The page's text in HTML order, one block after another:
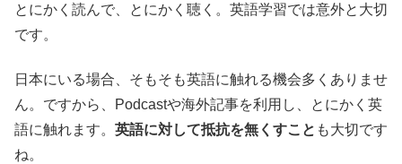
とにかく読んで、とにかく聴く。英語学習では意外と大切
です。
日本にいる場合、そもそも英語に触れる機会多くありませ
ん。ですから、Podcastや海外記事を利用し、とにかく英
語に触れます。 英語に対して抵抗を無くすこと も大切です
ね。